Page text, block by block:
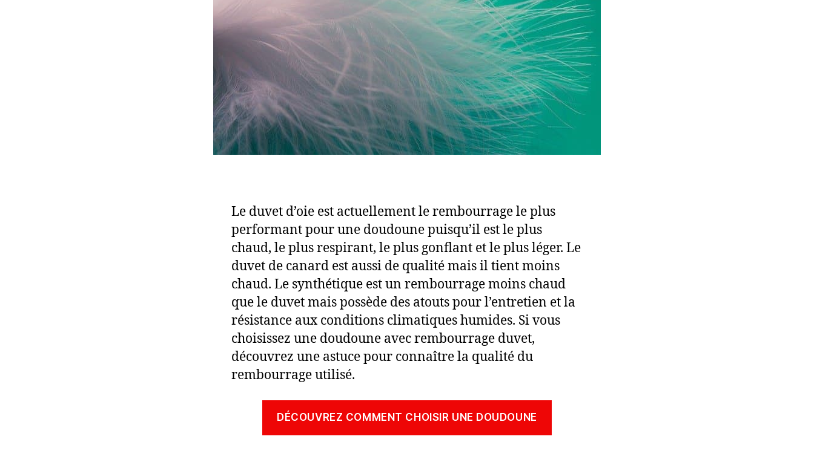
Le duvet d’oie est actuellement le rembourrage le plus
performant pour une doudoune puisqu’il est le plus
chaud, le plus respirant, le plus gonflant et le plus léger. Le
duvet de canard est aussi de qualité mais il tient moins
chaud. Le synthétique est un rembourrage moins chaud
que le duvet mais possède des atouts pour l’entretien et la
résistance aux conditions climatiques humides. Si vous
choisissez une doudoune avec rembourrage duvet,
découvrez une astuce pour connaître la qualité du
rembourrage utilisé.
DÉCOUVREZ COMMENT CHOISIR UNE DOUDOUNE